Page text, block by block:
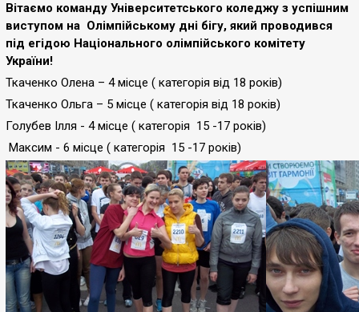
Вітаємо команду Університетського коледжу з успішним
виступом на Олімпійському дні бігу, який проводився
під егідою Національного олімпійського комітету
України!
Ткаченко Олена – 4 місце ( категорія від 18 років)
Ткаченко Ольга – 5 місце ( категорія від 18 років)
Голубев Ілля - 4 місце ( категорія 15 -17 років)
Максим - 6 місце ( категорія 15 -17 років)